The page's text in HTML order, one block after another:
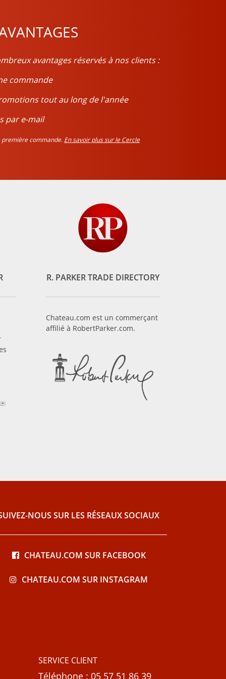
avantages réservés à nos clients :
commande
tout au long de l'année
par e-mail
première commande. En savoir plus sur le Cercle
R. PARKER TRADE DIRECTORY
Chateau.com est un commerçant
affilié à RobertParker.com.
NOUS SUR LES RÉSEAUX SOCIAUX
CHATEAU.COM SUR FACEBOOK
CHATEAU.COM SUR INSTAGRAM
SERVICE CLIENT
Téléphone : 05 57 51 86 39